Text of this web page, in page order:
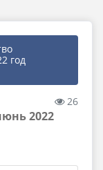
год
26
2022